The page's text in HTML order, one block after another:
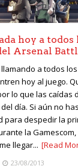
hoy a todos
Arsenal
a todos
hoy al juego.
lo que las caídas
día. Si aún no
para despedir la
la
llegar... [Read
23/08/2013